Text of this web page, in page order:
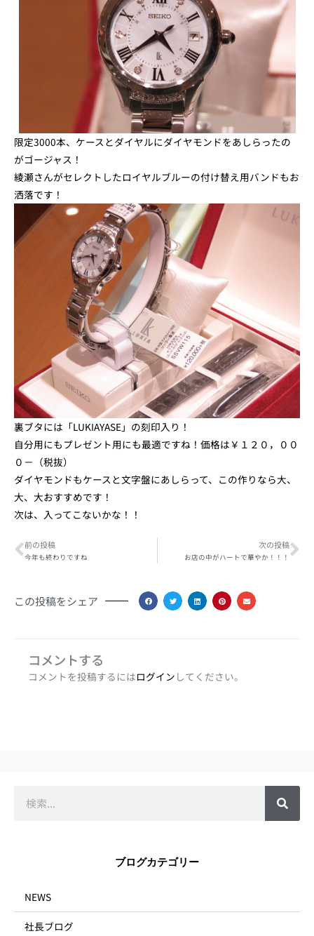
限定3000本、ケースとダイヤルにダイヤモンドをあしらったの
がゴージャス！
綾瀬さんがセレクトしたロイヤルブルーの付け替え用バンドもお
洒落です！
裏ブタには「LUKIAYASE」の刻印入り！
自分用にもプレゼント用にも最適ですね！価格は￥１２０，００
０－（税抜）
ダイヤモンドもケースと文字盤にあしらって、この作りなら大、
大、大おすすめです！
次は、入ってこないかな！！
Prev
前の投稿
今年も終わりですね
次の投稿
お店の中がハートで華やか！！！
この投稿をシェア
コメントする
コメントを投稿するにはログイン してください。
ブログカテゴリー
NEWS
社長ブログ